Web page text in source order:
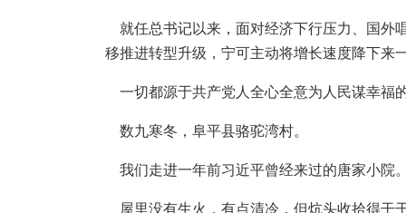
就任总书记以来，面对经济下行压力、国外
移推进转型升级，宁可主动将增长速度降下来
一切都源于共产党人全心全意为人民谋幸福
数九寒冬，阜平县骆驼湾村。
我们走进一年前习近平曾经来过的唐家小院
屋里没有生火，有点清冷，但炕头收拾得干